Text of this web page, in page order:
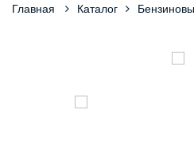
Главная Каталог